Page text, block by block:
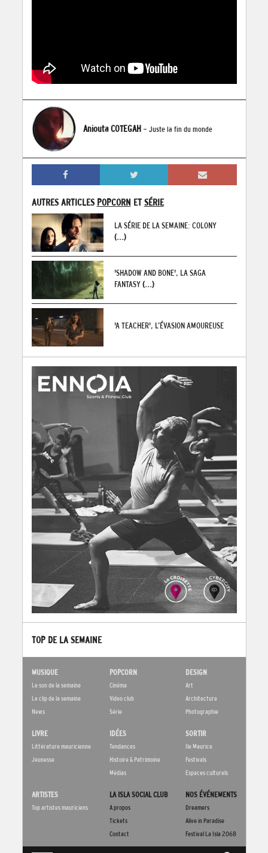
Aniouta COTEGAH - Juste la fin du monde
AUTRES ARTICLES POPCORN ET SÉRIE
LA SÉRIE DE LA SEMAINE: COLONY
(...)
'SHADOW AND BONE', LA SAGA
FANTASY(...)
'A TEACHER', L’ÉVASION AMOUREUSE
TOP DE LA SEMAINE
MUSIQUE
Le son de la semaine
Le clip de la semaine
News
POPCORN
Cinéma
Video club
Série
DESIGN
Art
Architecture
Photographie
LIVRE
Littérature mauricienne
Jeunesse
IDÉES
Tendances
Histoire & Patrimoine
Médias
SORTIR
Ile Maurice
Festivals
Espaces culturels
ARTISTES
Top artistes mauriciens
LA ISLA SOCIAL CLUB
A propos
Tickets
Contact
NOS ÉVÉNEMENTS
Dreamers
Alive in Paradise
Festival La Isla 2068